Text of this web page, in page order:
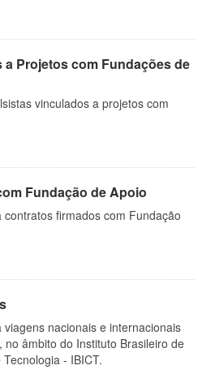
Projetos com Fundações de
vinculados a projetos com
Fundação de Apoio
firmados com Fundação
nacionais e internacionais
âmbito do Instituto Brasileiro de
- IBICT.